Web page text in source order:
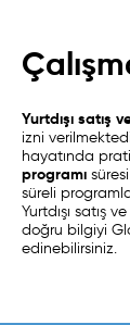
Yurtdışı satış
izni
hayatında
programı
süreli
Yurtdışı satış
doğru bilgiyi
edinebilirsiniz.